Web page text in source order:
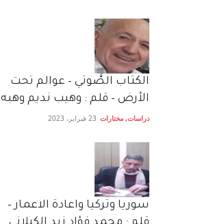
الكتاب الصَّوتي – عوالم تحت
الأرض – قلم : وهيب نديم وهبه
دراسات, مختارات 23 فبراير، 2023
سوريا وتركيا واعادة الاعمار –